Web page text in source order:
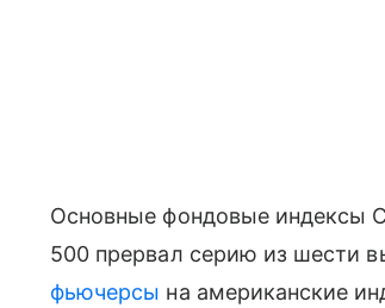
Основные фондовые индексы
500 прервал серию из шести
фьючерсы на американские